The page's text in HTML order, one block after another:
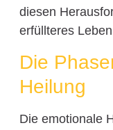
diesen
erfüllteres
Die
Heilung
Die emotionale